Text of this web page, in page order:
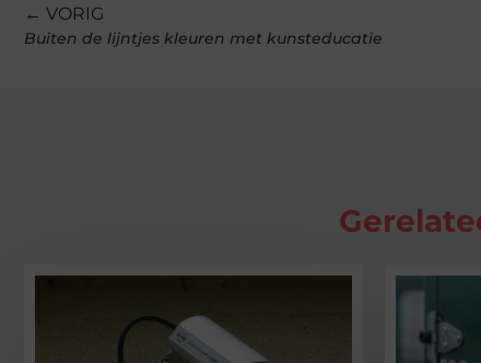
← VORIG
Buiten de lijntjes kleuren met kunsteducatie